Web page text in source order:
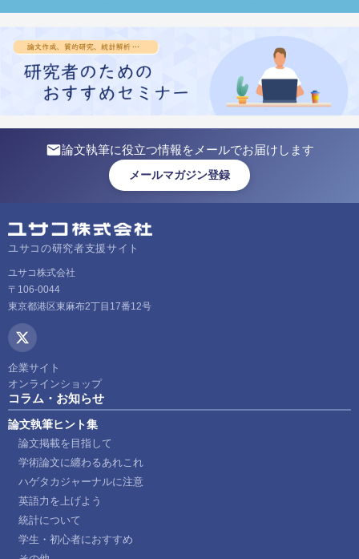
論文執筆に役立つ情報をメールでお届けします
メールマガジン登録
ユサコの研究者支援サイト
ユサコ株式会社
〒106-0044
東京都港区東麻布2丁目17番12号
企業サイト
オンラインショップ
コラム・お知らせ
論文執筆ヒント集
論文掲載を目指して
学術論文に纏わるあれこれ
ハゲタカジャーナルに注意
英語力を上げよう
統計について
学生・初心者におすすめ